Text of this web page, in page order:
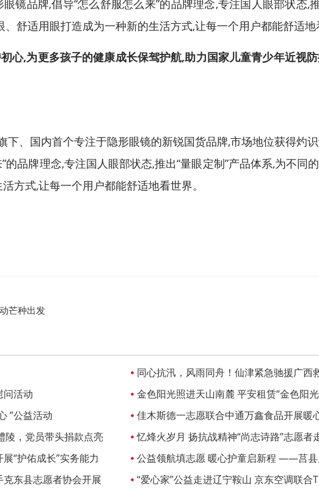
镜品牌,倡导“怎么舒服怎么来”的品牌理念,专注国人眼部状态,
舒适用眼打造成为一种新的生活方式,让每一个用户都能舒适地
心,为更多孩子的健康成长保驾护航,助力国家儿童青少年近视
、国内首个专注于隐形眼镜的新锐国货品牌,市场地位获得灼
的品牌理念,专注国人眼部状态,推出“量眼定制”产品体系,为不同
方式,让每一个用户都能舒适地看世界。
芒种出发
同心抗汛，风雨同舟！仙津紧急驰援广西
问活动
金色阳光照进天山南麓 平安租赁“金色阳
阿克苏
”公益活动
佳木斯德一志愿联合中通万鑫食品开展暖
陵，党员带头捐款点亮
忆烽火岁月 扬抗战精神“尚志诗路”志愿
“护佑成长”实务能力
公益领航填志愿 暖心护童启新程 ——莒
高考志愿填报
东县志愿者协会开展 “爱心家”公益走进辽宁鞍山 京东空调联合